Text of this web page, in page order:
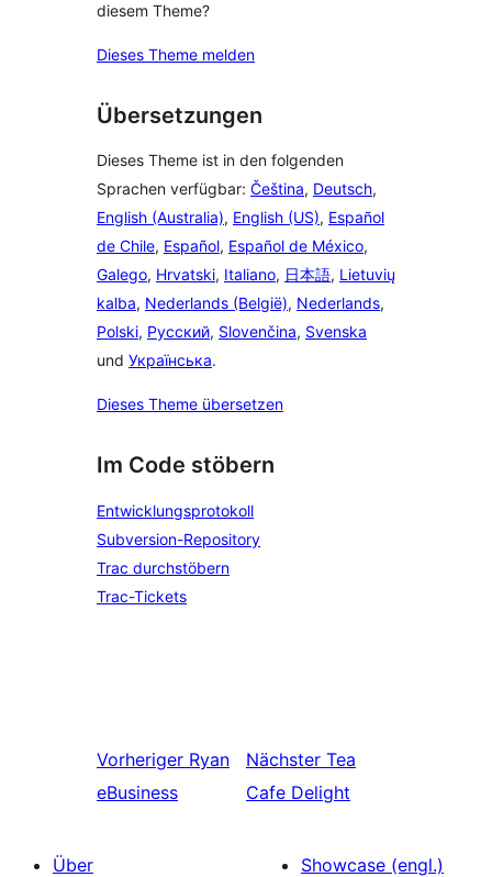
diesem Theme?
Dieses Theme melden
Übersetzungen
Dieses Theme ist in den folgenden
Sprachen verfügbar: Čeština, Deutsch,
English (Australia), English (US), Español
de Chile, Español, Español de México,
Galego, Hrvatski, Italiano, 日本語, Lietuvių
kalba, Nederlands (België), Nederlands,
Polski, Русский, Slovenčina, Svenska
und Українська.
Dieses Theme übersetzen
Im Code stöbern
Entwicklungsprotokoll
Subversion-Repository
Trac durchstöbern
Trac-Tickets
Vorheriger Ryan
eBusiness
Nächster Tea
Cafe Delight
Über
Showcase (engl.)